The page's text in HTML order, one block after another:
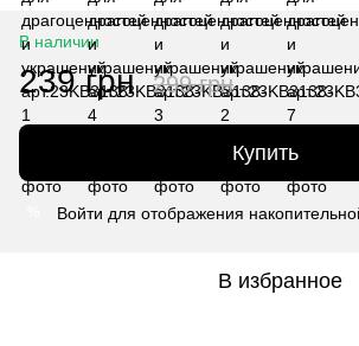
В наличии
239 грн 299 грн
Купить
Войти для отображения
В избранное